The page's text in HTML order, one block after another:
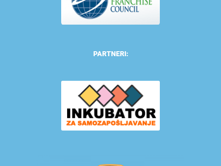
PARTNERI: